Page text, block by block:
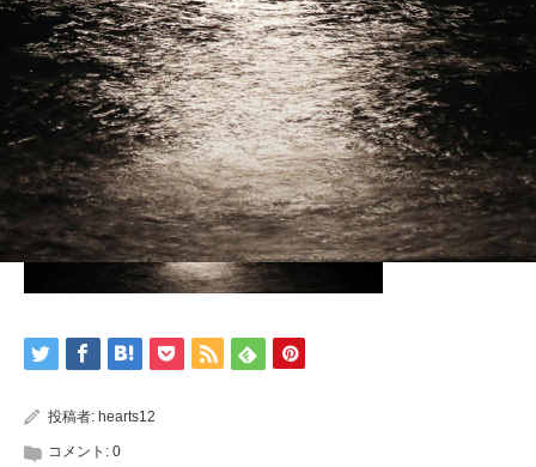
投稿者: hearts12
コメント: 0